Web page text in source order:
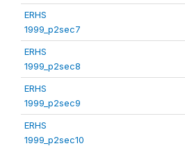
ERHS
1999_p2sec7
ERHS
1999_p2sec8
ERHS
1999_p2sec9
ERHS
1999_p2sec10